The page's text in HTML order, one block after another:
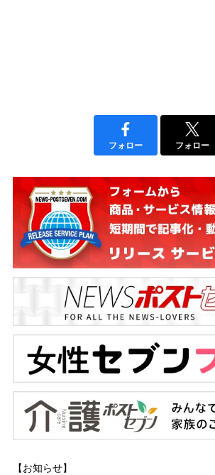
フォロー フォロー
【お知らせ】